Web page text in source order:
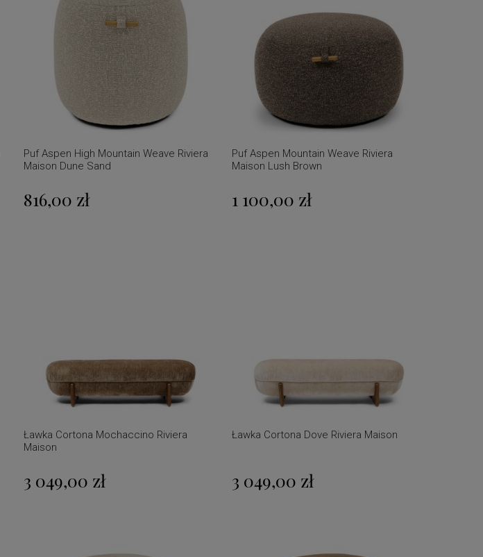
Puf Aspen High Mountain Weave Riviera
Maison Dune Sand
816,00 zł
Puf Aspen Mountain Weave Riviera
Maison Lush Brown
1 100,00 zł
Ławka Cortona Mochaccino Riviera
Maison
3 049,00 zł
Ławka Cortona Dove Riviera Maison
3 049,00 zł